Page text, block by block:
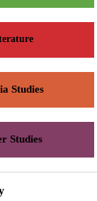
Studies
Studies